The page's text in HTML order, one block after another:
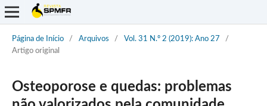
Página de Início / Arquivos / Vol. 31 N.º 2 (2019): Ano 27
/
Artigo original
Osteoporose e quedas: problemas